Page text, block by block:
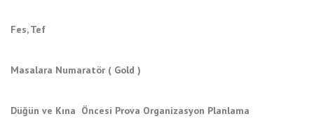
Fes, Tef
Masalara Numaratör ( Gold )
Düğün ve Kına Öncesi Prova Organizasyon Planlama